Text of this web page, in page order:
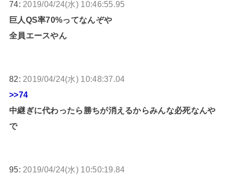
74: 2019/04/24(水) 10:46:55.95
巨人QS率70%ってなんぞや
全員エースやん
82: 2019/04/24(水) 10:48:37.04
>>74
中継ぎに代わったら勝ちが消えるからみんな必死なんや
で
95: 2019/04/24(水) 10:50:19.84